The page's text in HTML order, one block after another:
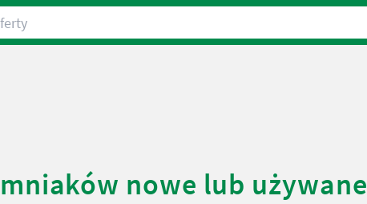
nowe lub używane